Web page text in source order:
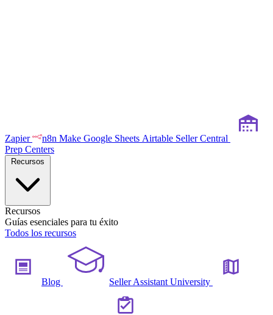
Zapier n8n Make Google Sheets Airtable Seller Central
Prep Centers
Recursos
Guías esenciales para tu éxito
Todos los recursos
Blog Seller Assistant University